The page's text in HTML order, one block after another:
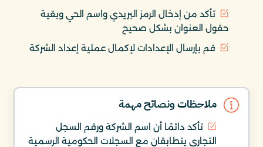
تأكد من إدخال الرمز البريدي واسم الحي وبقية
حقول العنوان بشكل صحيح
قم بإرسال الإعدادات لإكمال عملية إعداد الشركة
ملاحظات ونصائح مهمة
تأكد دائمًا أن اسم الشركة ورقم السجل
التجاري يتطابقان مع السجلات الحكومية الرسمية